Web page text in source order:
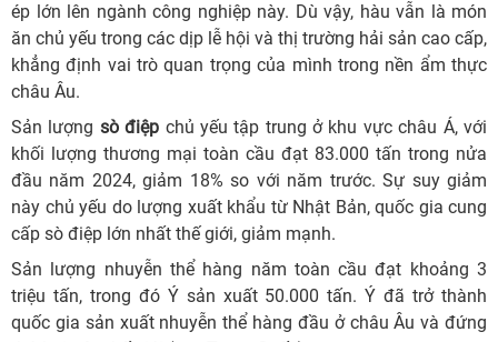
ép lớn lên ngành công nghiệp này. Dù vậy, hàu vẫn là món
ăn chủ yếu trong các dịp lễ hội và thị trường hải sản cao cấp,
khẳng định vai trò quan trọng của mình trong nền ẩm thực
châu Âu.
Sản lượng sò điệp chủ yếu tập trung ở khu vực châu Á, với
khối lượng thương mại toàn cầu đạt 83.000 tấn trong nửa
đầu năm 2024, giảm 18% so với năm trước. Sự suy giảm
này chủ yếu do lượng xuất khẩu từ Nhật Bản, quốc gia cung
cấp sò điệp lớn nhất thế giới, giảm mạnh.
Sản lượng nhuyễn thể hàng năm toàn cầu đạt khoảng 3
triệu tấn, trong đó Ý sản xuất 50.000 tấn. Ý đã trở thành
quốc gia sản xuất nhuyễn thể hàng đầu ở châu Âu và đứng